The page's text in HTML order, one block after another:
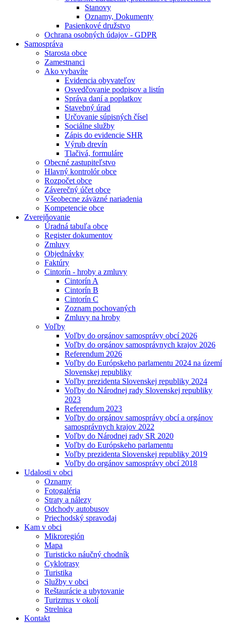
Stanovy
Oznamy, Dokumenty
Pasienkové družstvo
Ochrana osobných údajov - GDPR
Samospráva
Starosta obce
Zamestnanci
Ako vybavíte
Evidencia obyvateľov
Osvedčovanie podpisov a listín
Správa daní a poplatkov
Stavebný úrad
Určovanie súpisných čísel
Sociálne služby
Zápis do evidencie SHR
Výrub drevín
Tlačivá, formuláre
Obecné zastupiteľstvo
Hlavný kontrolór obce
Rozpočet obce
Záverečný účet obce
Všeobecne záväzné nariadenia
Kompetencie obce
Zverejňovanie
Úradná tabuľa obce
Register dokumentov
Zmluvy
Objednávky
Faktúry
Cintorín - hroby a zmluvy
Cintorín A
Cintorín B
Cintorín C
Zoznam pochovaných
Zmluvy na hroby
Voľby
Voľby do orgánov samosprávy obcí 2026
Voľby do orgánov samosprávnych krajov 2026
Referendum 2026
Voľby do Európskeho parlamentu 2024 na území
Slovenskej republiky
Voľby prezidenta Slovenskej republiky 2024
Voľby do Národnej rady Slovenskej republiky
2023
Referendum 2023
Voľby do orgánov samosprávy obcí a orgánov
samosprávnych krajov 2022
Voľby do Národnej rady SR 2020
Voľby do Európskeho parlamentu
Voľby prezidenta Slovenskej republiky 2019
Voľby do orgánov samosprávy obcí 2018
Udalosti v obci
Oznamy
Fotogaléria
Straty a nálezy
Odchody autobusov
Priechodský spravodaj
Kam v obci
Mikroregión
Mapa
Turisticko náučný chodník
Cyklotrasy
Turistika
Služby v obci
Reštaurácie a ubytovanie
Turizmus v okolí
Strelnica
Kontakt